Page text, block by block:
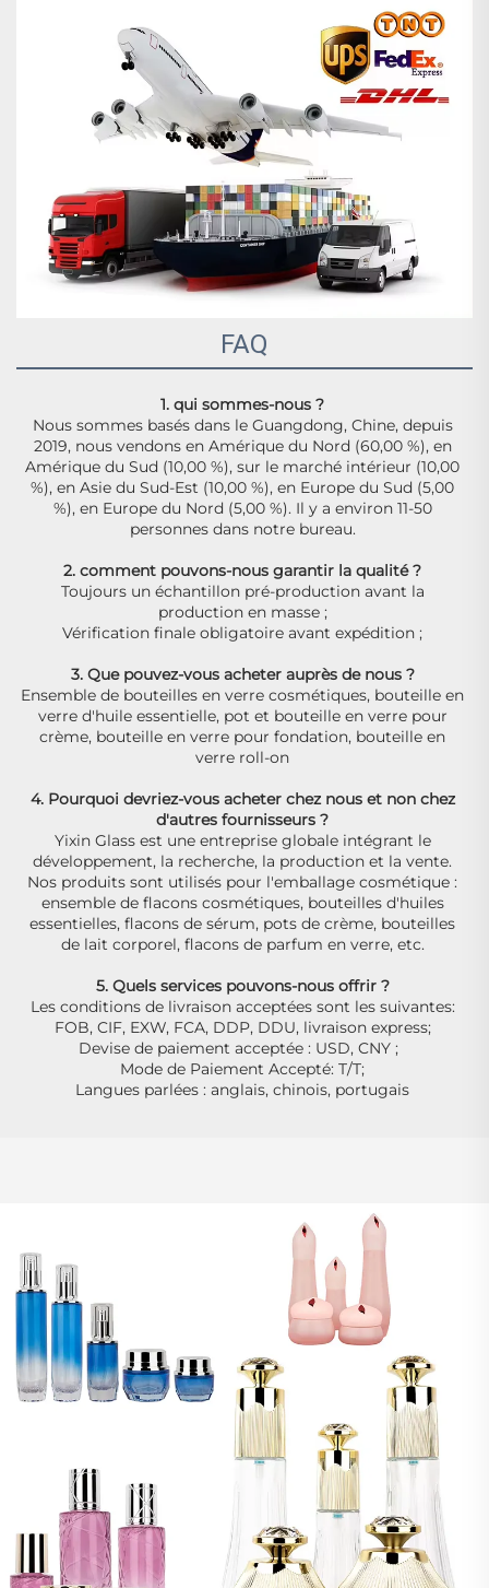
FAQ
1. qui sommes-nous ?
Nous sommes basés dans le Guangdong, Chine, depuis
2019, nous vendons en Amérique du Nord (60,00 %), en
Amérique du Sud (10,00 %), sur le marché intérieur (10,00
%), en Asie du Sud-Est (10,00 %), en Europe du Sud (5,00
%), en Europe du Nord (5,00 %). Il y a environ 11-50
personnes dans notre bureau.
2. comment pouvons-nous garantir la qualité ?
Toujours un échantillon pré-production avant la
production en masse ;
Vérification finale obligatoire avant expédition ;
3. Que pouvez-vous acheter auprès de nous ?
Ensemble de bouteilles en verre cosmétiques, bouteille en
verre d'huile essentielle, pot et bouteille en verre pour
crème, bouteille en verre pour fondation, bouteille en
verre roll-on
4. Pourquoi devriez-vous acheter chez nous et non chez
d'autres fournisseurs ?
Yixin Glass est une entreprise globale intégrant le
développement, la recherche, la production et la vente.
Nos produits sont utilisés pour l'emballage cosmétique :
ensemble de flacons cosmétiques, bouteilles d'huiles
essentielles, flacons de sérum, pots de crème, bouteilles
de lait corporel, flacons de parfum en verre, etc.
5. Quels services pouvons-nous offrir ?
Les conditions de livraison acceptées sont les suivantes:
FOB, CIF, EXW, FCA, DDP, DDU, livraison express;
Devise de paiement acceptée : USD, CNY ;
Mode de Paiement Accepté: T/T;
Langues parlées : anglais, chinois, portugais